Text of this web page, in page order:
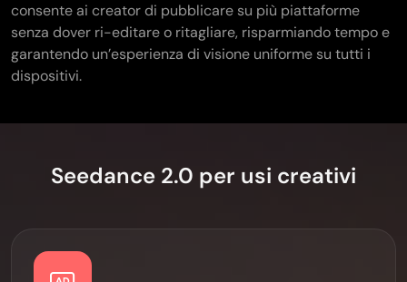
consente ai creator di pubblicare su più piattaforme
senza dover ri-editare o ritagliare, risparmiando tempo e
garantendo un’esperienza di visione uniforme su tutti i
dispositivi.
Seedance 2.0 per usi creativi